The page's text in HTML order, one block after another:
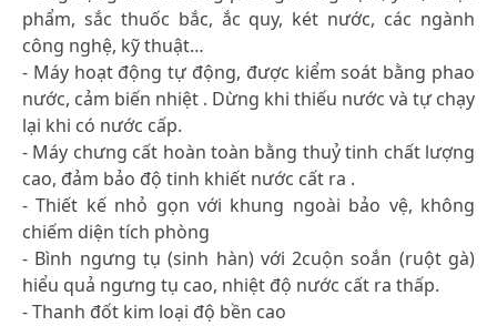
phẩm, sắc thuốc bắc, ắc quy, két nước, các ngành
công nghệ, kỹ thuật…
- Máy hoạt động tự động, được kiểm soát bằng phao
nước, cảm biến nhiệt . Dừng khi thiếu nước và tự chạy
lại khi có nước cấp.
- Máy chưng cất hoàn toàn bằng thuỷ tinh chất lượng
cao, đảm bảo độ tinh khiết nước cất ra .
- Thiết kế nhỏ gọn với khung ngoài bảo vệ, không
chiếm diện tích phòng
- Bình ngưng tụ (sinh hàn) với 2cuộn soắn (ruột gà)
hiểu quả ngưng tụ cao, nhiệt độ nước cất ra thấp.
- Thanh đốt kim loại độ bền cao